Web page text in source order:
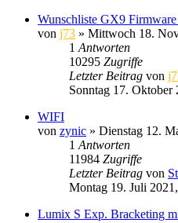
Wunschliste GX9
von j73 » Mittwoch 18.
1 Antworten
10295 Zugriffe
Letzter Beitrag von
Sonntag 17. Oktober
WIFI
von zynic » Dienstag 12.
1 Antworten
11984 Zugriffe
Letzter Beitrag von
Montag 19. Juli
Lumix S Exp. Bracketing